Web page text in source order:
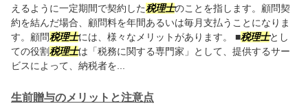
えるように一定期間で契約した税理士のことを指します。顧問契
約を結んだ場合、顧問料を年間あるいは毎月支払うことになりま
す。顧問税理士には、様々なメリットがあります。 ■税理士とし
ての役割税理士は「税務に関する専門家」として、提供するサー
ビスによって、納税者を...
生前贈与のメリットと注意点